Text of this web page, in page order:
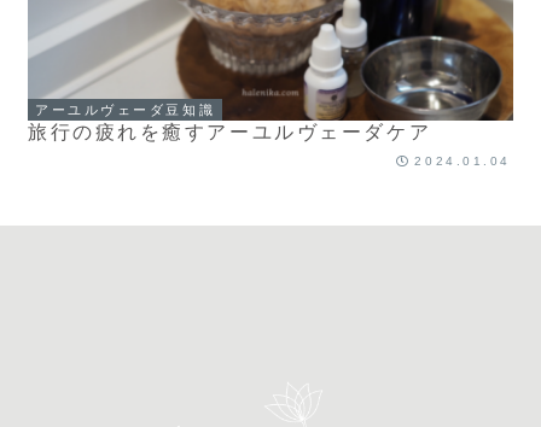
アーユルヴェーダ豆知識
旅行の疲れを癒すアーユルヴェーダケア
2024.01.04